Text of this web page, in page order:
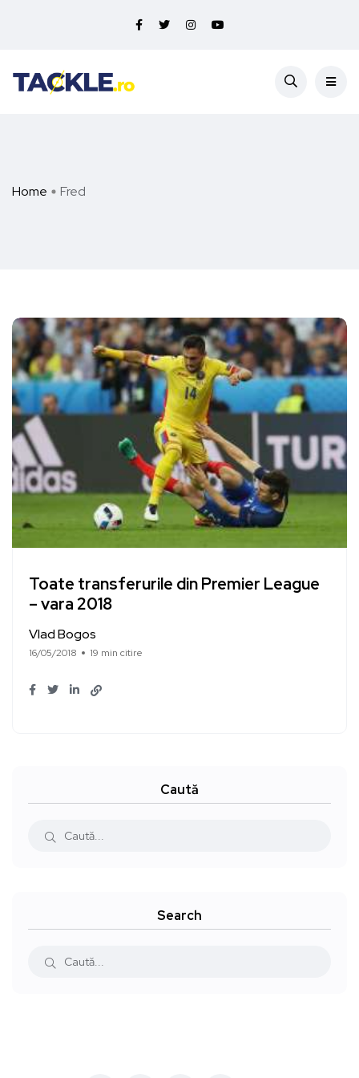
Home Fred
Toate transferurile din Premier League
– vara 2018
Vlad Bogos
16/05/2018 19 min citire
Caută
Search